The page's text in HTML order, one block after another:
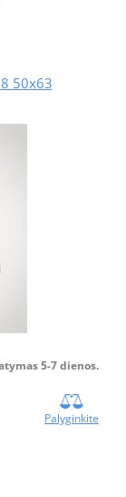
50x63
5-7 dienos.
Palyginkite